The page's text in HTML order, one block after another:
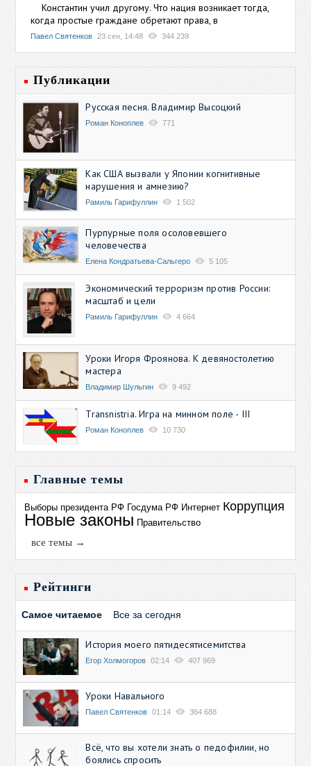
Константин учил другому. Что нация возникает тогда,
когда простые граждане обретают права, в
Павел Святенков 23 сен, 14:48 344 239
Публикации
Русская песня. Владимир Высоцкий
Роман Коноплев 771
Как США вызвали у Японии когнитивные
нарушения и амнезию?
Рамиль Гарифуллин 1 502
Пурпурные поля осоловевшего
человечества
Елена Кондратьева-Сальгеро 5 105
Экономический терроризм против России:
масштаб и цели
Рамиль Гарифуллин 4 664
Уроки Игоря Фроянова. К девяностолетию
мастера
Владимир Шульгин 9 492
Transnistria. Игра на минном поле - III
Роман Коноплев 10 730
Главные темы
Выборы президента РФ Госдума РФ Интернет Коррупция
Новые законы Правительство
все темы →
Рейтинги
Самое читаемое Все за сегодня
История моего пятидесятисемитства
Егор Холмогоров 02:14 407 969
Уроки Навального
Павел Святенков 01:14 364 688
Всё, что вы хотели знать о педофилии, но
боялись спросить